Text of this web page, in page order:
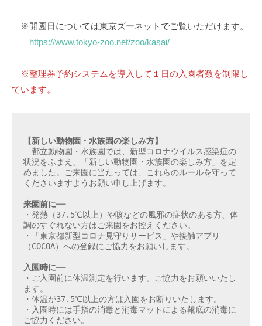
※開園日については東京ズーネットでご覧いただけます。
https://www.tokyo-zoo.net/zoo/kasai/
※整理券予約システムを導入して１日の入園者数を制限し
ています。
【新しい動物園・水族園の楽しみ方】
都立動物園・水族園では、新型コロナウイルス感染症の
状況をふまえ、「新しい動物園・水族園の楽しみ方」を定
めました。ご来園に当たっては、これらのルールを守って
くださいますようお願い申し上げます。
来園前に──
・発熱（37.5℃以上）や咳などの風邪の症状のある方、体
調のすぐれない方はご来園をお控えください。
・「東京都新型コロナ見守りサービス」や接触アプリ
（COCOA）への登録にご協力をお願いします。
入園時に──
・ご入園前に体温測定を行います。ご協力をお願いいたし
ます。
・体温が37.5℃以上の方は入園をお断りいたします。
・入園時には手指の消毒と消毒マットによる靴底の消毒に
ご協力ください。